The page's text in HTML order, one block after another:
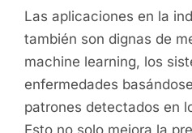
Las aplicaciones en la
también son dignas de
machine learning, los
enfermedades
patrones detectados en